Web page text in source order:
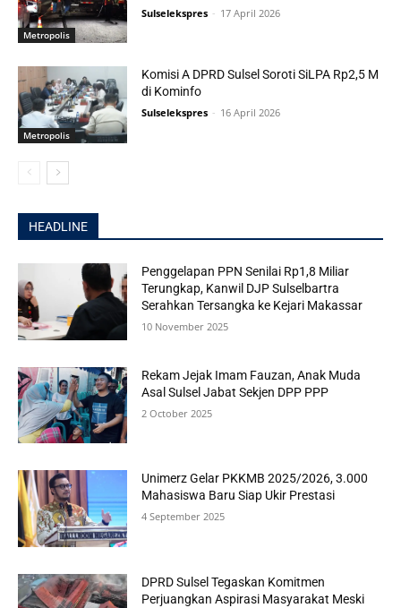
Metropolis
Sulselekspres - 17 April 2026
Metropolis
Komisi A DPRD Sulsel Soroti SiLPA Rp2,5 M
di Kominfo
Sulselekspres - 16 April 2026
HEADLINE
Penggelapan PPN Senilai Rp1,8 Miliar
Terungkap, Kanwil DJP Sulselbartra
Serahkan Tersangka ke Kejari Makassar
10 November 2025
Rekam Jejak Imam Fauzan, Anak Muda
Asal Sulsel Jabat Sekjen DPP PPP
2 October 2025
Unimerz Gelar PKKMB 2025/2026, 3.000
Mahasiswa Baru Siap Ukir Prestasi
4 September 2025
DPRD Sulsel Tegaskan Komitmen
Perjuangkan Aspirasi Masyarakat Meski